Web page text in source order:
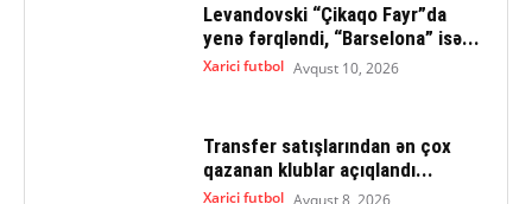
Levandovski “Çikaqo Fayr”da
yenə fərqləndi, “Barselona” isə...
Xarici futbol Avqust 10, 2026
Transfer satışlarından ən çox
qazanan klublar açıqlandı...
Xarici futbol